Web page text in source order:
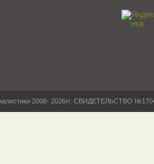
2006- 2026гг. СВИДЕТЕЛЬСТВО